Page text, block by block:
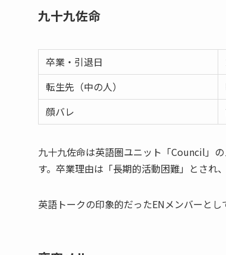
九十九佐命
卒業・引退日
転生先（中の人）
顔バレ
九十九佐命は英語圏ユニット「Council」
す。卒業理由は「長期的活動困難」とされ
英語トークの印象的だったENメンバーとし